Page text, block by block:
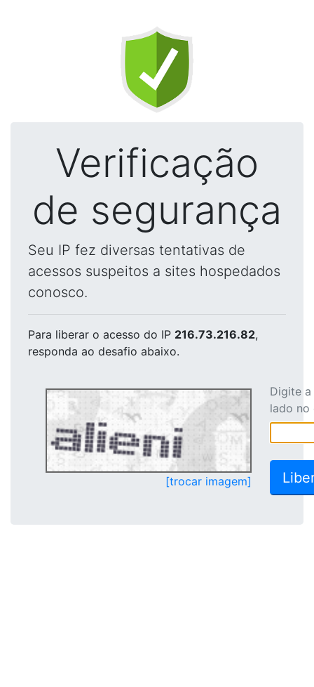
Verificação
de segurança
Seu IP fez diversas tentativas de
acessos suspeitos a sites hospedados
conosco.
Para liberar o acesso do IP 216.73.216.82,
responda ao desafio abaixo.
[trocar imagem]
Digite
lado no